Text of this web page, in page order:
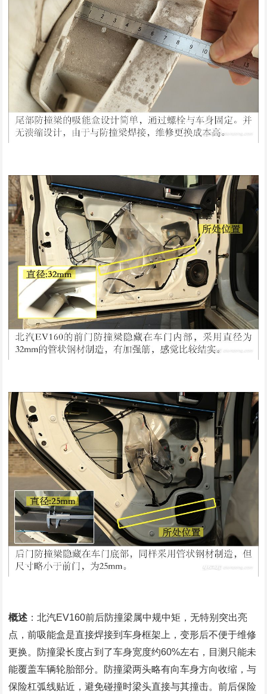
概述 ：北汽EV160前后防撞梁属中规中矩，无特别突出亮
点，前吸能盒是直接焊接到车身框架上，变形后不便于维修
更换。防撞梁长度占到了车身宽度约60%左右，目测只能未
能覆盖车辆轮胎部分。防撞梁两头略有向车身方向收缩，与
保险杠弧线贴近，避免碰撞时梁头直接与其撞击。前后保险